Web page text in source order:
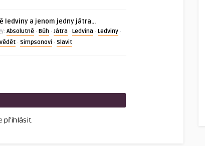
ledviny a jenom jedny játra…
Absolutně· Bůh· Játra· Ledvina· Ledviny·
· Simpsonovi· Slavit
přihlásit.